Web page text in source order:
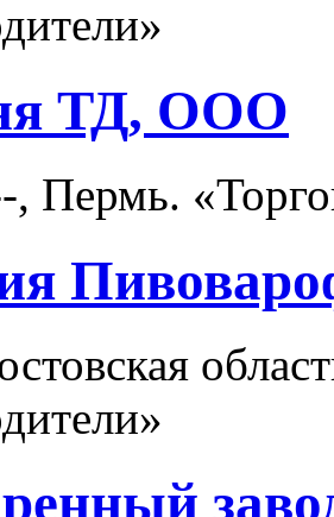
ТД, ООО
, Пермь.